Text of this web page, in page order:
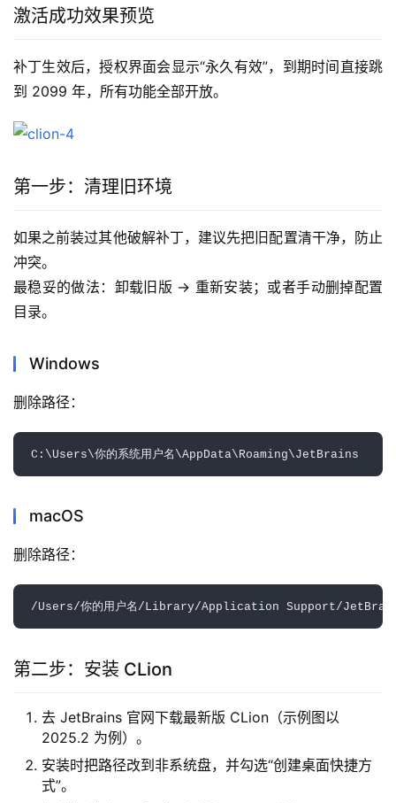
激活成功效果预览
补丁生效后，授权界面会显示“永久有效”，到期时间直接跳
到 2099 年，所有功能全部开放。
第一步：清理旧环境
如果之前装过其他破解补丁，建议先把旧配置清干净，防止
冲突。
最稳妥的做法：卸载旧版 → 重新安装；或者手动删掉配置
目录。
Windows
删除路径：
macOS
删除路径：
第二步：安装 CLion
去 JetBrains 官网下载最新版 CLion（示例图以
2025.2 为例）。
安装时把路径改到非系统盘，并勾选“创建桌面快捷方
式”。